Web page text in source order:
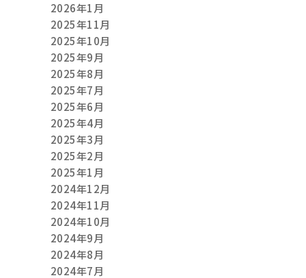
2026年1月
2025年11月
2025年10月
2025年9月
2025年8月
2025年7月
2025年6月
2025年4月
2025年3月
2025年2月
2025年1月
2024年12月
2024年11月
2024年10月
2024年9月
2024年8月
2024年7月